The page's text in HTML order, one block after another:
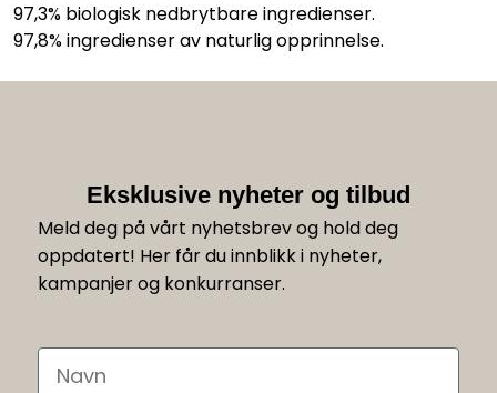
97,3% biologisk nedbrytbare ingredienser.
97,8% ingredienser av naturlig opprinnelse.
Eksklusive nyheter og tilbud
Meld deg på vårt nyhetsbrev og hold deg
oppdatert! Her får du innblikk i nyheter,
kampanjer og konkurranser.
Navn